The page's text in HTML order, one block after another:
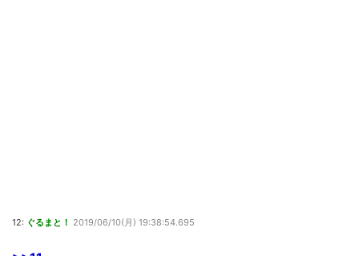
12: ぐるまと！ 2019/06/10(月) 19:38:54.695